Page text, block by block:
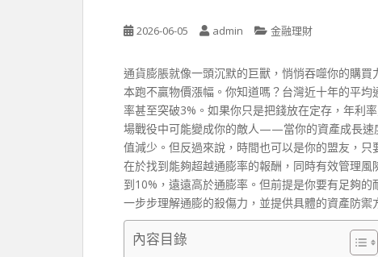
2026-06-05 admin 金融理財
通貨膨脹就像一頭沉默的巨獸，悄悄吞噬你的購
本跑不贏物價漲幅。你知道嗎？台灣近十年的平
率甚至突破3%。如果你只是把錢放在定存，年利
場戰役中可能變成你的敵人——當你的資產成長速
值減少。但反過來說，時間也可以是你的盟友，
在於找到能夠超越通膨率的報酬，同時有效管理
到10%，遠遠高於通膨率。但前提是你要有足夠
一步步理解通膨的殺傷力，並提供具體的資產防禦
內容目錄